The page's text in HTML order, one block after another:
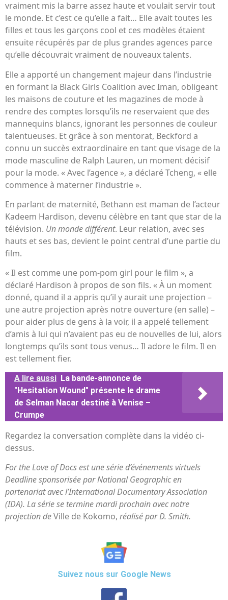
vraiment mis la barre assez haute et voulait servir tout
le monde. Et c’est ce qu’elle a fait… Elle avait toutes les
filles et tous les garçons cool et ces modèles étaient
ensuite récupérés par de plus grandes agences parce
qu’elle découvrait vraiment de nouveaux talents.
Elle a apporté un changement majeur dans l’industrie
en formant la Black Girls Coalition avec Iman, obligeant
les maisons de couture et les magazines de mode à
rendre des comptes lorsqu’ils ne reservaient que des
mannequins blancs, ignorant les personnes de couleur
talentueuses. Et grâce à son mentorat, Beckford a
connu un succès extraordinaire en tant que visage de la
mode masculine de Ralph Lauren, un moment décisif
pour la mode. « Avec l’agence », a déclaré Tcheng, « elle
commence à materner l’industrie ».
En parlant de maternité, Bethann est maman de l’acteur
Kadeem Hardison, devenu célèbre en tant que star de la
télévision. Un monde différent. Leur relation, avec ses
hauts et ses bas, devient le point central d’une partie du
film.
« Il est comme une pom-pom girl pour le film », a
déclaré Hardison à propos de son fils. « À un moment
donné, quand il a appris qu’il y aurait une projection –
une autre projection après notre ouverture (en salle) –
pour aider plus de gens à la voir, il a appelé tellement
d’amis à lui qui n’avaient pas eu de nouvelles de lui, alors
longtemps qu’ils sont tous venus… Il adore le film. Il en
est tellement fier.
A lire aussi La bande-annonce de
"Hesitation Wound" présente le drame
de Selman Nacar destiné à Venise –
Crumpe
Regardez la conversation complète dans la vidéo ci-
dessus.
For the Love of Docs est une série d’événements virtuels
Deadline sponsorisée par National Geographic en
partenariat avec l’International Documentary Association
(IDA). La série se termine mardi prochain avec notre
projection deVille de Kokomo, réalisé par D. Smith.
Suivez nous sur Google News